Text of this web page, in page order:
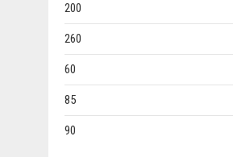
200
260
60
85
90